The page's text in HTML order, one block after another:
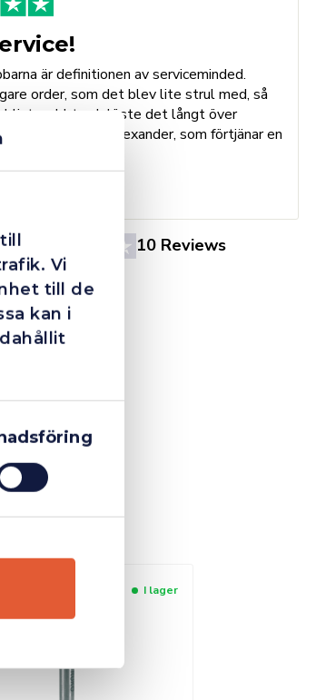
Vi
till de
kan i
10 Reviews
är definitionen av serviceminded.
order, som det blev lite strul med, så
blixtsnabbt och löste det långt över
kontakt med Alexander, som förtjänar en
I lager